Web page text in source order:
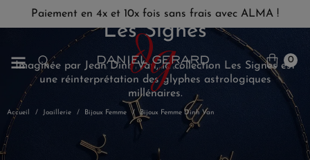
Paiement en 4x et 10x fois sans frais avec ALMA !
0
Accueil Joaillerie Bijoux Femme Bijoux Femme Dinh Van
Les Signes
Imaginée par Jean Dinh Van, la collection Les Signes est
une réinterprétation des glyphes astrologiques
millénaires.